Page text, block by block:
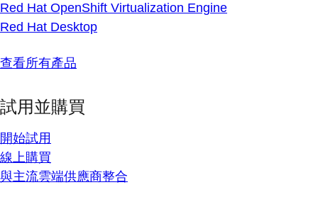
Red Hat OpenShift Virtualization Engine
Red Hat Desktop
查看所有產品
試用並購買
開始試用
線上購買
與主流雲端供應商整合